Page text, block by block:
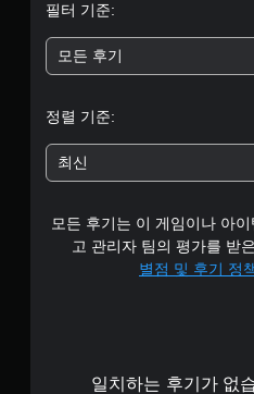
필터 기준:
모든 후기
정렬 기준:
최신
모든 후기는 이 게임이나 아
고 관리자 팀의 평가를 받
별점 및 후기 정
일치하는 후기가 없